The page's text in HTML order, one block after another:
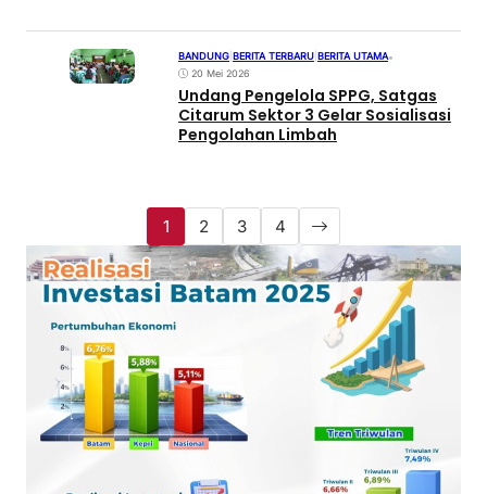
BANDUNG BERITA TERBARU BERITA UTAMA•
20 Mei 2026
Undang Pengelola SPPG, Satgas
Citarum Sektor 3 Gelar Sosialisasi
Pengolahan Limbah
1 2 3 4